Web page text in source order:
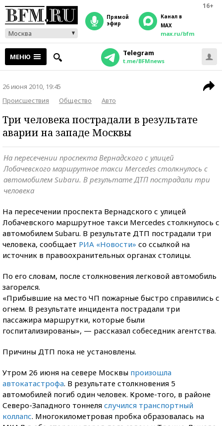
16+
Москва
прямой
эфир
Канал в
MAX
max.ru/bfm
МЕНЮ Telegram
t.me/BFMnews
26 июня 2010, 19:45
Происшествия
Общество Авто
Три человека пострадали в результате
аварии на западе Москвы
На пересечении проспекта Вернадского с улицей
Лобачевского маршрутное такси Mercedes столкнулось с
автомобилем Subaru. В результате ДТП пострадали три
человека
На пересечении проспекта Вернадского с улицей
Лобачевского маршрутное такси Mercedes столкнулось с
автомобилем Subaru. В результате ДТП пострадали три
человека, сообщает РИА «Новости» со ссылкой на
источник в правоохранительных органах столицы.
По его словам, после столкновения легковой автомобиль
загорелся.
«Прибывшие на место ЧП пожарные быстро справились с
огнем. В результате инцидента пострадали три
пассажира маршрутки, которые были
госпитализированы», — рассказал собеседник агентства.
Причины ДТП пока не установлены.
Утром 26 июня на севере Москвы произошла
автокатастрофа. В результате столкновения 5
автомобилей погиб один человек. Кроме-того, в районе
Северо-Западного тоннеля случился транспортный
коллапс. Многокилометровая пробка образовалась на